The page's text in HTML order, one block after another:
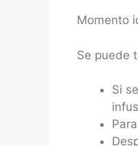
Momento
Se puede
Si